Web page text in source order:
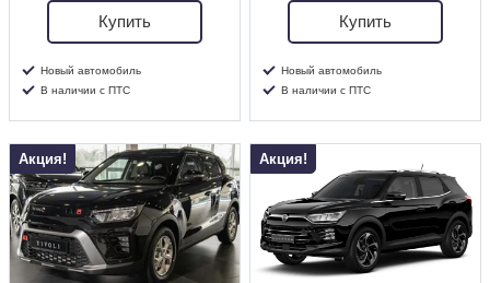
Купить
Новый автомобиль
В наличии с ПТС
Купить
Новый автомобиль
В наличии с ПТС
Акция! Акция!